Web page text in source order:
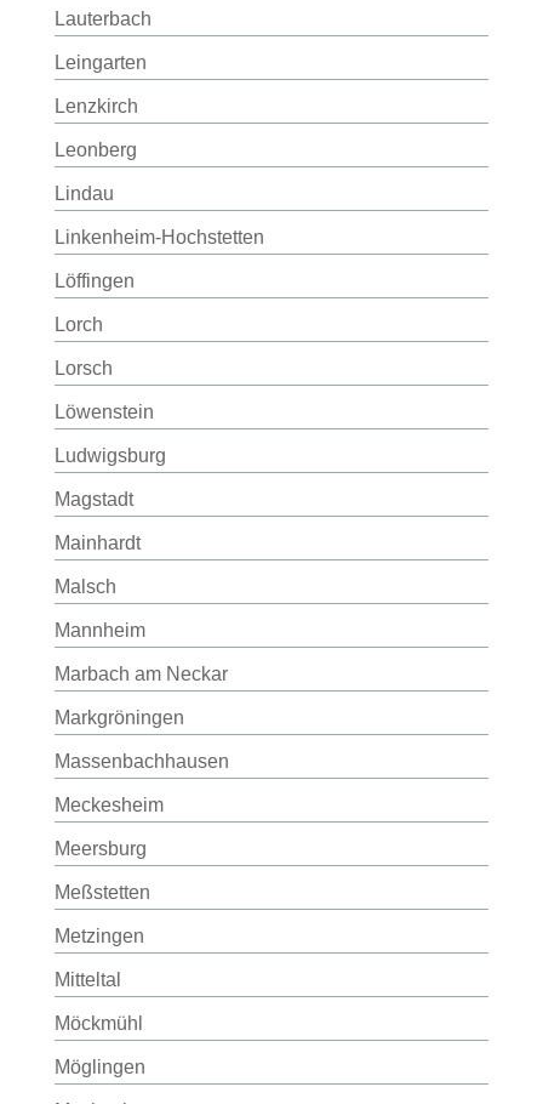
Lauterbach
Leingarten
Lenzkirch
Leonberg
Lindau
Linkenheim-Hochstetten
Löffingen
Lorch
Lorsch
Löwenstein
Ludwigsburg
Magstadt
Mainhardt
Malsch
Mannheim
Marbach am Neckar
Markgröningen
Massenbachhausen
Meckesheim
Meersburg
Meßstetten
Metzingen
Mitteltal
Möckmühl
Möglingen